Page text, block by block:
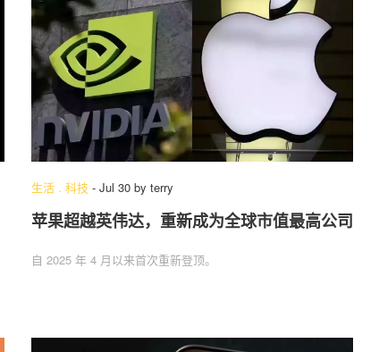
生活 . 科技 - Jul 30 by terry
苹果超越英伟达，重新成为全球市值最高公司
自 2025 年 4 月以来首次重新登顶。